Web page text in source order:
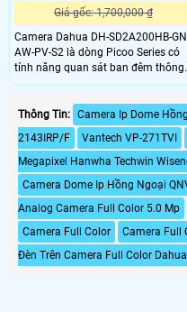
Giá gốc: 1,700,000 ₫
Camera Dahua DH-SD2A200HB-
AW-PV-S2 là dòng Picoo Series có
tính năng quan sát ban đêm thông
qua các đèn hồng ngoại thông
điều kiện ánh sáng yếu hoặc tối.
Camera Dahua DH-SD2A200HB-
AW-PV-S2 được thiết kế để sử dụng
trong nhà và ngoài trời với khả
chống thời tiết, chống nước, bụi,
được các điều kiện thời tiết khắc
nghiệt
Thông Tin: Camera Ip Dome
2143IRP/F
Vantech VP-271TVI
Megapixel Hanwha Techwin
Camera Dome Ip Hồng Ngoại
Analog Camera Full Color 5.0 Mp
Camera Full Color
Camera Full
Đèn Trên Camera Full Color Dahua